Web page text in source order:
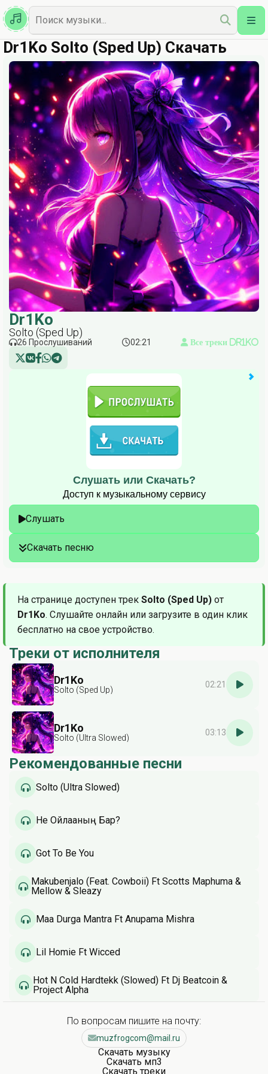
Казахская
Наш Топ
Dr1Ko Solto (Sped Up) Скачать
Dr1Ko
Solto (Sped Up)
26 Прослушиваний 02:21 Все треки Dr1Ko
Слушать или Скачать?
Доступ к музыкальному сервису
Слушать
Скачать песню
На странице доступен трек Solto (Sped Up) от
Dr1Ko. Слушайте онлайн или загрузите в один клик
бесплатно на свое устройство.
Треки от исполнителя
Dr1Ko
Solto (Sped Up)
02:21
Dr1Ko
Solto (Ultra Slowed)
03:13
Рекомендованные песни
Solto (Ultra Slowed)
Не Ойлағаның Бар?
Got To Be You
Makubenjalo (Feat. Cowboii) Ft Scotts Maphuma &
Mellow & Sleazy
Maa Durga Mantra Ft Anupama Mishra
Lil Homie Ft Wicced
Hot N Cold Hardtekk (Slowed) Ft Dj Beatcoin &
Project Alpha
По вопросам пишите на почту:
muzfrogcom@mail.ru
Скачать музыку
Скачать мп3
Скачать треки